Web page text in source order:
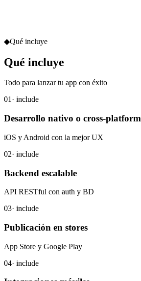
◆Qué incluye
Qué incluye
Todo para lanzar tu app con éxito
01· include
Desarrollo nativo o cross-platform
iOS y Android con la mejor UX
02· include
Backend escalable
API RESTful con auth y BD
03· include
Publicación en stores
App Store y Google Play
04· include